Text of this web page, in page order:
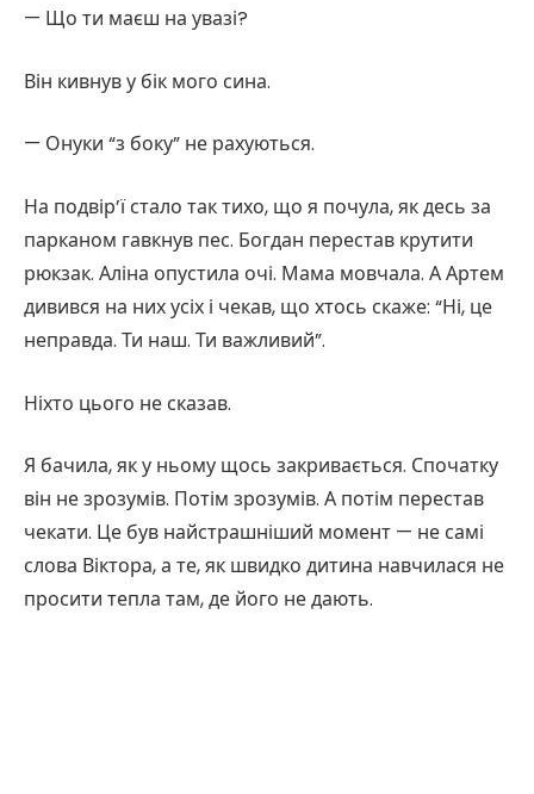
— Що ти маєш на увазі?
Він кивнув у бік мого сина.
— Онуки “з боку” не рахуються.
На подвір’ї стало так тихо, що я почула, як десь за
парканом гавкнув пес. Богдан перестав крутити
рюкзак. Аліна опустила очі. Мама мовчала. А Артем
дивився на них усіх і чекав, що хтось скаже: “Ні, це
неправда. Ти наш. Ти важливий”.
Ніхто цього не сказав.
Я бачила, як у ньому щось закривається. Спочатку
він не зрозумів. Потім зрозумів. А потім перестав
чекати. Це був найстрашніший момент — не самі
слова Віктора, а те, як швидко дитина навчилася не
просити тепла там, де його не дають.